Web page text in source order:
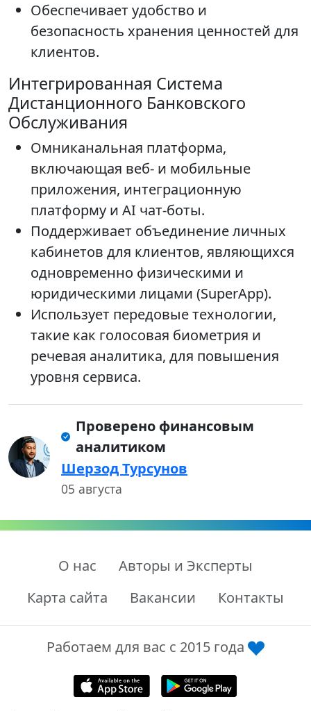
Обеспечивает удобство и
безопасность хранения ценностей для
клиентов.
Интегрированная Система
Дистанционного Банковского
Обслуживания
Омниканальная платформа,
включающая веб- и мобильные
приложения, интеграционную
платформу и AI чат-боты.
Поддерживает объединение личных
кабинетов для клиентов, являющихся
одновременно физическими и
юридическими лицами (SuperApp).
Использует передовые технологии,
такие как голосовая биометрия и
речевая аналитика, для повышения
уровня сервиса.
Проверено финансовым
аналитиком
Шерзод Турсунов
05 августа
О нас
Авторы и Эксперты
Карта сайта
Вакансии Контакты
Работаем для вас с 2015 года